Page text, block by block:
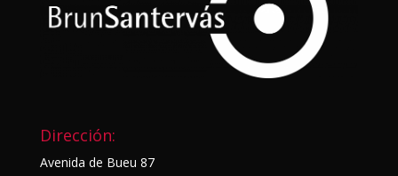
Dirección:
Avenida de Bueu 87